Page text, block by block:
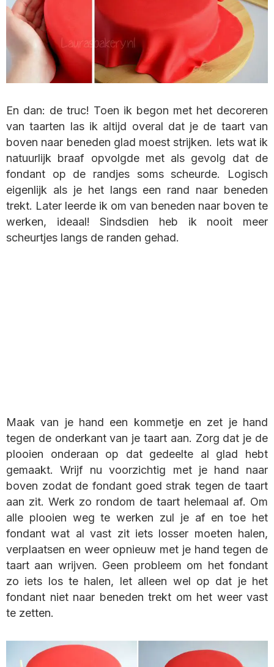
En dan: de truc! Toen ik begon met het decoreren
van taarten las ik altijd overal dat je de taart van
boven naar beneden glad moest strijken. Iets wat ik
natuurlijk braaf opvolgde met als gevolg dat de
fondant op de randjes soms scheurde. Logisch
eigenlijk als je het langs een rand naar beneden
trekt. Later leerde ik om van beneden naar boven te
werken, ideaal! Sindsdien heb ik nooit meer
scheurtjes langs de randen gehad.
Maak van je hand een kommetje en zet je hand
tegen de onderkant van je taart aan. Zorg dat je de
plooien onderaan op dat gedeelte al glad hebt
gemaakt. Wrijf nu voorzichtig met je hand naar
boven zodat de fondant goed strak tegen de taart
aan zit. Werk zo rondom de taart helemaal af. Om
alle plooien weg te werken zul je af en toe het
fondant wat al vast zit iets losser moeten halen,
verplaatsen en weer opnieuw met je hand tegen de
taart aan wrijven. Geen probleem om het fondant
zo iets los te halen, let alleen wel op dat je het
fondant niet naar beneden trekt om het weer vast
te zetten.